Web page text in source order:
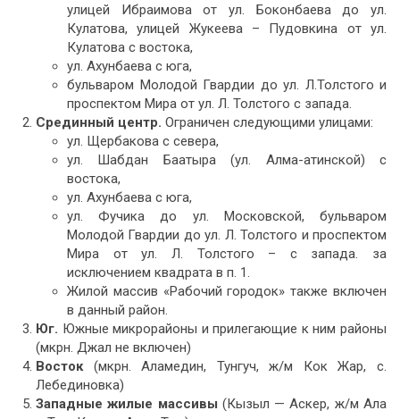
улицей Ибраимова от ул. Боконбаева до ул.
Кулатова, улицей Жукеева – Пудовкина от ул.
Кулатова с востока,
ул. Ахунбаева с юга,
бульваром Молодой Гвардии до ул. Л.Толстого и
проспектом Мира от ул. Л. Толстого с запада.
Срединный центр. Ограничен следующими улицами:
ул. Щербакова с севера,
ул. Шабдан Баатыра (ул. Алма-атинской) с
востока,
ул. Ахунбаева с юга,
ул. Фучика до ул. Московской, бульваром
Молодой Гвардии до ул. Л. Толстого и проспектом
Мира от ул. Л. Толстого – с запада. за
исключением квадрата в п. 1.
Жилой массив «Рабочий городок» также включен
в данный район.
Юг. Южные микрорайоны и прилегающие к ним районы
(мкрн. Джал не включен)
Восток (мкрн. Аламедин, Тунгуч, ж/м Кок Жар, с.
Лебединовка)
Западные жилые массивы (Кызыл — Аскер, ж/м Ала